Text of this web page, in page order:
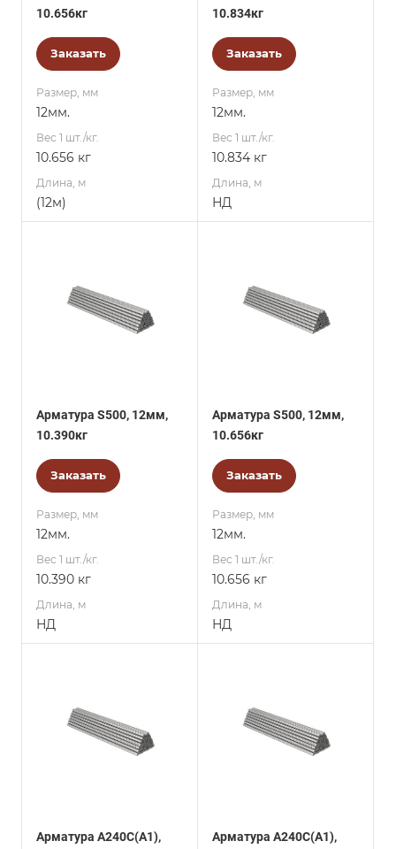
10.656кг
Заказать
Размер, мм
12мм.
Вес 1 шт./кг.
10.656 кг
Длина, м
(12м)
10.834кг
Заказать
Размер, мм
12мм.
Вес 1 шт./кг.
10.834 кг
Длина, м
НД
Арматура S500, 12мм,
10.390кг
Заказать
Размер, мм
12мм.
Вес 1 шт./кг.
10.390 кг
Длина, м
НД
Арматура S500, 12мм,
10.656кг
Заказать
Размер, мм
12мм.
Вес 1 шт./кг.
10.656 кг
Длина, м
НД
Арматура А240С(А1),
Арматура А240С(А1),